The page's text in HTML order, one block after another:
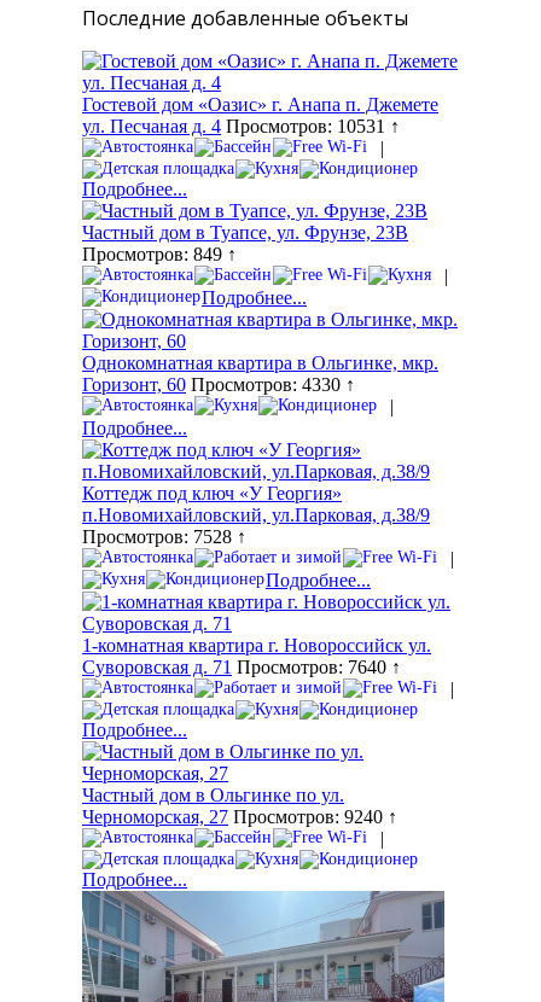
Последние добавленные объекты
Гостевой дом «Оазис» г. Анапа п. Джемете
ул. Песчаная д. 4 Просмотров: 10531 ↑
|
Подробнее...
Частный дом в Туапсе, ул. Фрунзе, 23В
Просмотров: 849 ↑
|
Подробнее...
Однокомнатная квартира в Ольгинке, мкр.
Горизонт, 60 Просмотров: 4330 ↑
|
Подробнее...
Коттедж под ключ «У Георгия»
п.Новомихайловский, ул.Парковая, д.38/9
Просмотров: 7528 ↑
|
Подробнее...
1-комнатная квартира г. Новороссийск ул.
Суворовская д. 71 Просмотров: 7640 ↑
|
Подробнее...
Частный дом в Ольгинке по ул.
Черноморская, 27 Просмотров: 9240 ↑
|
Подробнее...